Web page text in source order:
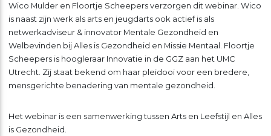
Wico Mulder en Floortje Scheepers verzorgen dit webinar. Wico
is naast zijn werk als arts en jeugdarts ook actief is als
netwerkadviseur & innovator Mentale Gezondheid en
Welbevinden bij Alles is Gezondheid en Missie Mentaal. Floortje
Scheepers is hoogleraar Innovatie in de GGZ aan het UMC
Utrecht. Zij staat bekend om haar pleidooi voor een bredere,
mensgerichte benadering van mentale gezondheid.
Het webinar is een samenwerking tussen Arts en Leefstijl en Alles
is Gezondheid.